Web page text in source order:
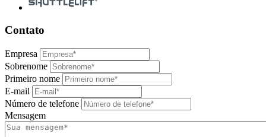
Contato
Empresa
Sobrenome
Primeiro nome
E-mail
Número de telefone
Mensagem